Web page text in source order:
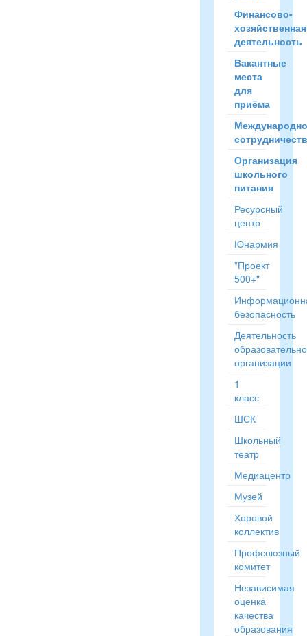
Финансово-
хозяйственная
деятельность
Вакантные
места
для
приёма
Организация
школьного
питания
Ресурсный
центр
Юнармия
"Проект
500+"
безопасность
Деятельность
организации
1
класс
ШСК
Школьный
театр
Медиацентр
Музей
Хоровой
коллектив
Профсоюзный
комитет
Независимая
оценка
качества
образования